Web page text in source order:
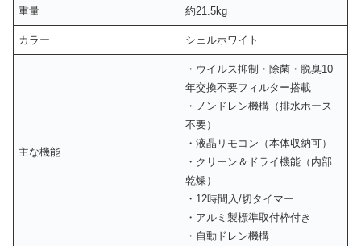
重量 約21.5kg
カラー シェルホワイト
主な機能
・ウイルス抑制・除菌・脱臭10
年交換不要フィルター搭載
・ノンドレン機構（排水ホース
不要）
・液晶リモコン（本体収納可）
・クリーン＆ドライ機能（内部
乾燥）
・12時間入/切タイマー
・アルミ製標準取付枠付き
・自動ドレン機構